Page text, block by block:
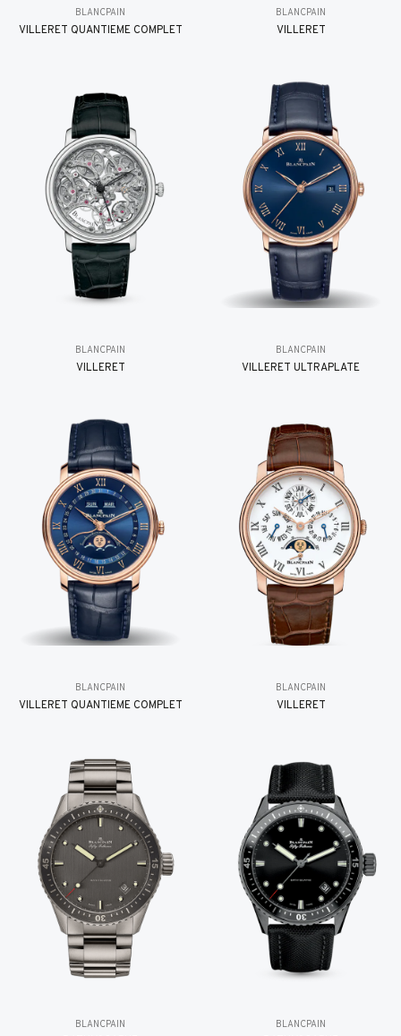
BLANCPAIN
VILLERET QUANTIÈME COMPLET
BLANCPAIN
VILLERET
BLANCPAIN
VILLERET
BLANCPAIN
VILLERET ULTRAPLATE
BLANCPAIN
VILLERET QUANTIÈME COMPLET
BLANCPAIN
VILLERET
BLANCPAIN BLANCPAIN